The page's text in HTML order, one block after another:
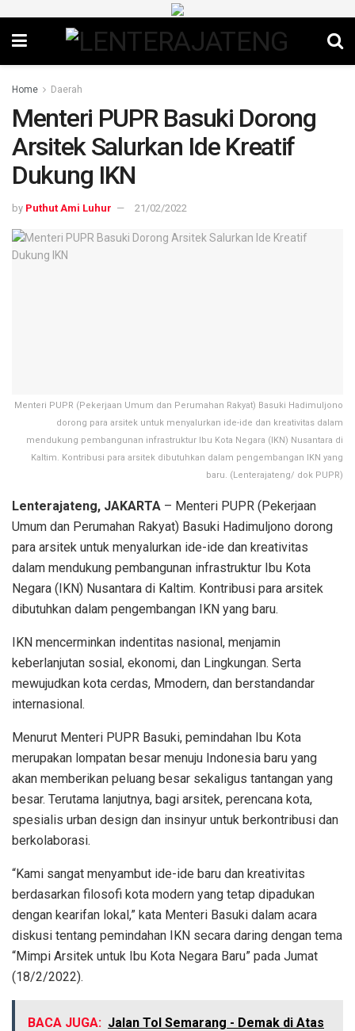
Home Daerah
Menteri PUPR Basuki Dorong
Arsitek Salurkan Ide Kreatif
Dukung IKN
by Puthut Ami Luhur 21/02/2022
Menteri PUPR (Pekerjaan Umum dan Perumahan Rakyat) Basuki Hadimuljono
dorong para arsitek untuk menyalurkan ide-ide dan kreativitas dalam
mendukung pembangunan infrastruktur Ibu Kota Negara (IKN) Nusantara di
Kaltim. Kontribusi para arsitek dibutuhkan dalam pengembangan IKN yang
baru. (Lenterajateng/ dok PUPR)
Lenterajateng, JAKARTA – Menteri PUPR (Pekerjaan
Umum dan Perumahan Rakyat) Basuki Hadimuljono dorong
para arsitek untuk menyalurkan ide-ide dan kreativitas
dalam mendukung pembangunan infrastruktur Ibu Kota
Negara (IKN) Nusantara di Kaltim. Kontribusi para arsitek
dibutuhkan dalam pengembangan IKN yang baru.
IKN mencerminkan indentitas nasional, menjamin
keberlanjutan sosial, ekonomi, dan Lingkungan. Serta
mewujudkan kota cerdas, Mmodern, dan berstandandar
internasional.
Menurut Menteri PUPR Basuki, pemindahan Ibu Kota
merupakan lompatan besar menuju Indonesia baru yang
akan memberikan peluang besar sekaligus tantangan yang
besar. Terutama lanjutnya, bagi arsitek, perencana kota,
spesialis urban design dan insinyur untuk berkontribusi dan
berkolaborasi.
“Kami sangat menyambut ide-ide baru dan kreativitas
berdasarkan filosofi kota modern yang tetap dipadukan
dengan kearifan lokal,” kata Menteri Basuki dalam acara
diskusi tentang pemindahan IKN secara daring dengan tema
“Mimpi Arsitek untuk Ibu Kota Negara Baru” pada Jumat
(18/2/2022).
BACA JUGA: Jalan Tol Semarang - Demak di Atas